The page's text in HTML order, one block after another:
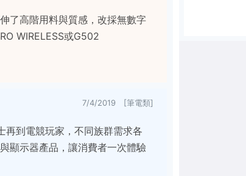
了高階用料與質感，改採無數字
WIRELESS或G502
7/4/2019 [筆電類]
再到電競玩家，不同族群需求各
顯示器產品，讓消費者一次體驗